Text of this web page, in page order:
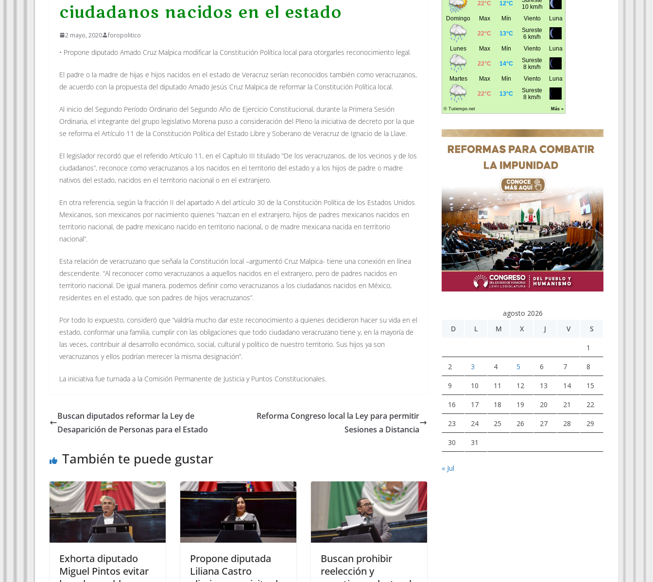
ciudadanos nacidos en el estado
2 mayo, 2020 foropolitico
• Propone diputado Amado Cruz Malpica modificar la Constitución Política local para otorgarles reconocimiento legal.
El padre o la madre de hijas e hijos nacidos en el estado de Veracruz serían reconocidos también como veracruzanos,
de acuerdo con la propuesta del diputado Amado Jesús Cruz Malpica de reformar la Constitución Política local.
Al inicio del Segundo Período Ordinario del Segundo Año de Ejercicio Constitucional, durante la Primera Sesión
Ordinaria, el integrante del grupo legislativo Morena puso a consideración del Pleno la iniciativa de decreto por la que
se reforma el Artículo 11 de la Constitución Política del Estado Libre y Soberano de Veracruz de Ignacio de la Llave.
El legislador recordó que el referido Artículo 11, en el Capítulo III titulado “De los veracruzanos, de los vecinos y de los
ciudadanos”, reconoce como veracruzanos a los nacidos en el territorio del estado y a los hijos de padre o madre
nativos del estado, nacidos en el territorio nacional o en el extranjero.
En otra referencia, según la fracción II del apartado A del artículo 30 de la Constitución Política de los Estados Unidos
Mexicanos, son mexicanos por nacimiento quienes “nazcan en el extranjero, hijos de padres mexicanos nacidos en
territorio nacional, de padre mexicano nacido en territorio nacional, o de madre mexicana nacida en territorio
nacional”.
Esta relación de veracruzano que señala la Constitución local –argumentó Cruz Malpica- tiene una conexión en línea
descendente. “Al reconocer como veracruzanos a aquellos nacidos en el extranjero, pero de padres nacidos en
territorio nacional. De igual manera, podemos definir como veracruzanos a los ciudadanos nacidos en México,
residentes en el estado, que son padres de hijos veracruzanos”.
Por todo lo expuesto, consideró que “valdría mucho dar este reconocimiento a quienes decidieron hacer su vida en el
estado, conformar una familia, cumplir con las obligaciones que todo ciudadano veracruzano tiene y, en la mayoría de
las veces, contribuir al desarrollo económico, social, cultural y político de nuestro territorio. Sus hijos ya son
veracruzanos y ellos podrían merecer la misma designación”.
La iniciativa fue turnada a la Comisión Permanente de Justicia y Puntos Constitucionales.
Buscan diputados reformar la Ley de
Desaparición de Personas para el Estado
Reforma Congreso local la Ley para permitir
Sesiones a Distancia
También te puede gustar
Exhorta diputado
Miguel Pintos evitar
Propone diputada
Liliana Castro
Buscan prohibir
reelección y
agosto 2026
D
L M X J V S
1
2 3 4 5 6 7 8
9 10 11 12 13 14 15
16 17 18 19 20 21 22
23 24 25 26 27 28 29
30 31
« Jul